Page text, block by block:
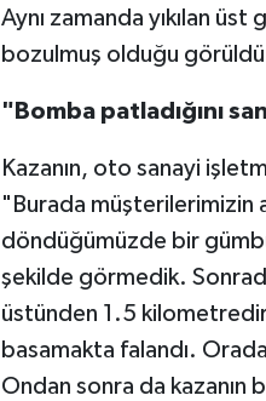
Aynı zamanda yıkılan
bozulmuş olduğu
"Bomba patladığını
Kazanın, oto sanayi
"Burada müşterilerimizin
döndüğümüzde bir
şekilde görmedik.
üstünden 1.5
basamakta falandı.
Ondan sonra da kazanın